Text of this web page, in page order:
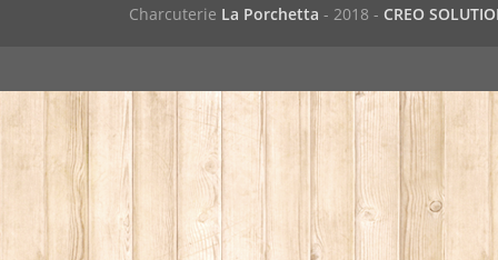
Charcuterie La Porchetta - 2018 - CREO